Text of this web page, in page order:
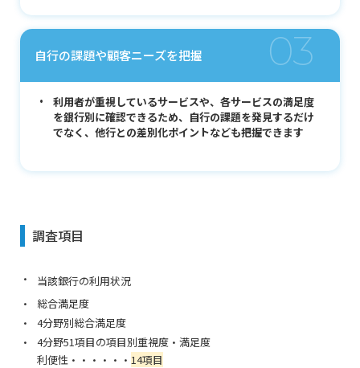
自行の課題や顧客ニーズを把握 03
利用者が重視しているサービスや、各サービスの満足度
を銀行別に確認できるため、自行の課題を発見するだけ
でなく、他行との差別化ポイントなども把握できます
調査項目
当該銀行の利用状況
総合満足度
4分野別総合満足度
4分野51項目の項目別重視度・満足度
利便性・・・・・・ 14項目